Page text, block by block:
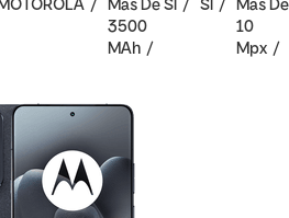
MOTOROLA
Mas De
3500
MAh
SI SI
Mas De
10
Mpx